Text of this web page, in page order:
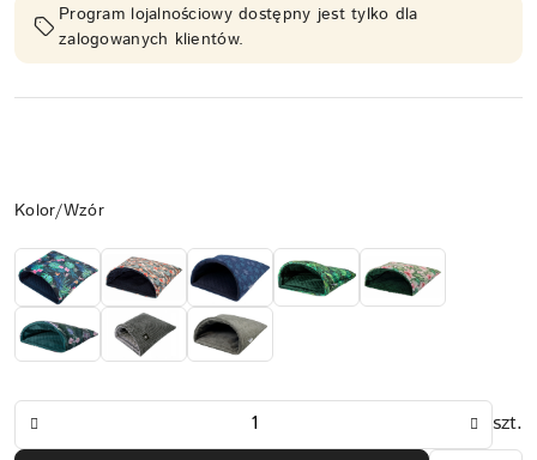
Program lojalnościowy dostępny jest tylko dla
zalogowanych klientów.
Wariant
Kolor/Wzór
Ilość
szt.